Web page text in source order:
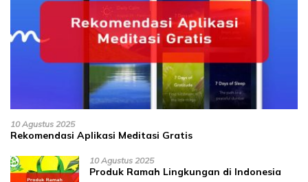
10 Agustus 2025
Rekomendasi Aplikasi Meditasi Gratis
10 Agustus 2025
Produk Ramah Lingkungan di Indonesia